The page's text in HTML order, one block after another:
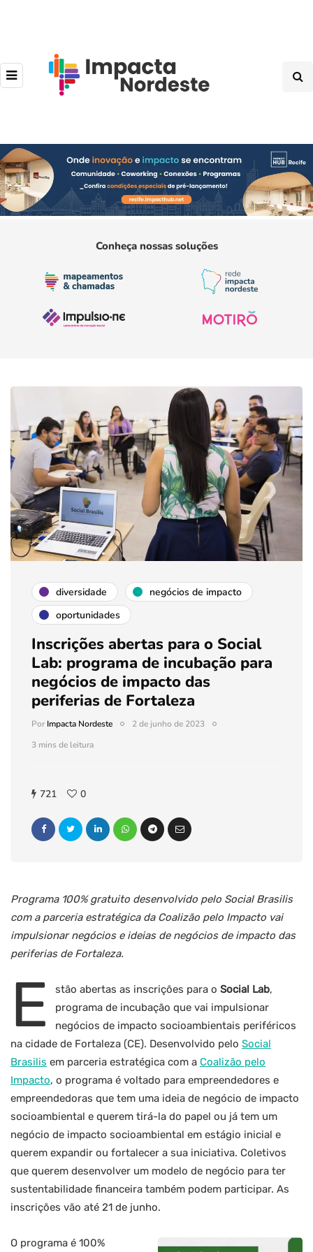
Conheça nossas soluções
diversidade
negócios de impacto
oportunidades
Inscrições abertas para o Social
Lab: programa de incubação para
negócios de impacto das
periferias de Fortaleza
PorImpacta Nordeste
2 de junho de 2023
3 mins de leitura
721 0
Programa 100% gratuito desenvolvido pelo Social Brasilis
com a parceria estratégica da Coalizão pelo Impacto vai
impulsionar negócios e ideias de negócios de impacto das
periferias de Fortaleza.
E stão abertas as inscrições para o Social Lab,
programa de incubação que vai impulsionar
negócios de impacto socioambientais periféricos
na cidade de Fortaleza (CE). Desenvolvido pelo Social
Brasilis em parceria estratégica com a Coalizão pelo
Impacto, o programa é voltado para empreendedores e
empreendedoras que tem uma ideia de negócio de impacto
socioambiental e querem tirá-la do papel ou já tem um
negócio de impacto socioambiental em estágio inicial e
querem expandir ou fortalecer a sua iniciativa. Coletivos
que querem desenvolver um modelo de negócio para ter
sustentabilidade financeira também podem participar. As
inscrições vão até 21 de junho.
O programa é 100%